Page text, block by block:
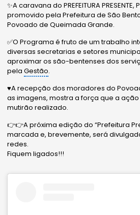
✨A caravana do PREFEITURA
promovido pela Prefeitura de São
Povoado de Queimada Grande.
✅O Programa é fruto de um trabalho
diversas secretarias e setores
aproximar os são-bentenses dos
pelaGestão.
♥️A recepção dos moradores do
as imagens, mostra a força que a
mutirão realizado.
👉👉A próxima edição do “Prefeitura
marcada e, brevemente, será
redes.
Fiquem ligados!!!